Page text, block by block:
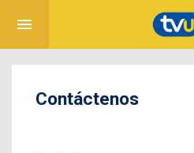
menu
Contáctenos